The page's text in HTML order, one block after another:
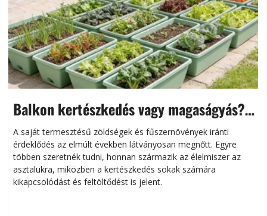
Balkon kertészkedés vagy magaságyás?
Helytakarékos kertészkedés
A saját termesztésű zöldségek és fűszernövények iránti
érdeklődés az elmúlt években látványosan megnőtt. Egyre
többen szeretnék tudni, honnan származik az élelmiszer az
asztalukra, miközben a kertészkedés sokak számára
kikapcsolódást és feltöltődést is jelent.